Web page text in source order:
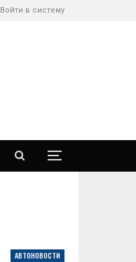
Войти в систему
АВТОНОВОСТИ